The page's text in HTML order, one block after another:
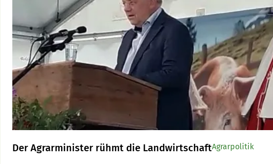
Der Agrarminister rühmt die LandwirtschaftAgrarpolitik